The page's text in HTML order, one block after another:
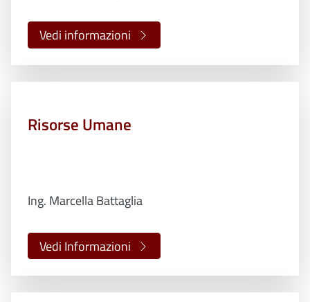
Vedi informazioni
Risorse Umane
Ing. Marcella Battaglia
Vedi Informazioni